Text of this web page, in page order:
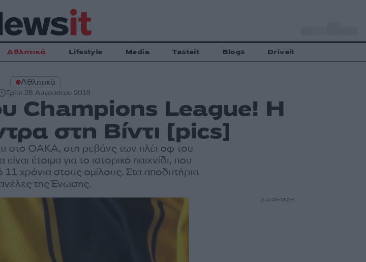
Αθλητικά Lifestyle Media Tasteit Blogs Driveit
Αθλητικά
Τρίτη 28 Αυγούστου 2018
Champions League! Η
στη Βίντι [pics]
στο ΟΑΚΑ, στη ρεβάνς των πλέι οφ του
έτοιμα για το ιστορικό παιχνίδι, που
11 χρόνια στους ομίλους. Στα αποδυτήρια
της Ένωσης.
ΔΙΑΦΗΜΙΣΗ